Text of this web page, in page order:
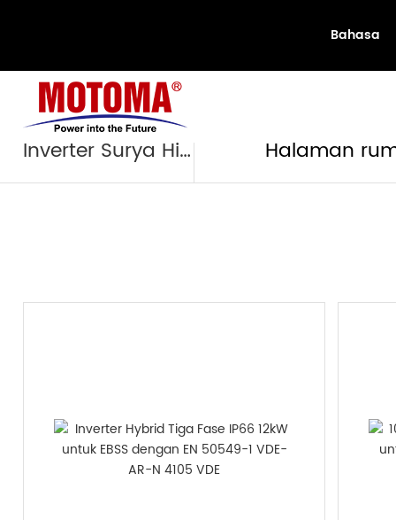
Bahasa
Inverter Surya Hibrida Halaman